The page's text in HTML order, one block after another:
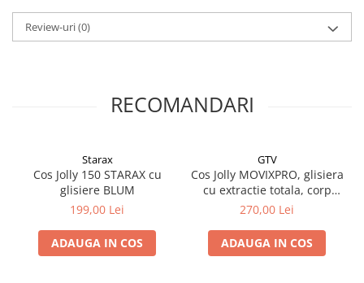
Review-uri(0)
RECOMANDARI
Starax
Cos Jolly 150 STARAX cu
glisiere BLUM
199,00 Lei
ADAUGA IN COS
GTV
Cos Jolly MOVIXPRO, glisiera
cu extractie totala, corp
mobila de 150mm, antracit,
270,00 Lei
ADAUGA IN COS